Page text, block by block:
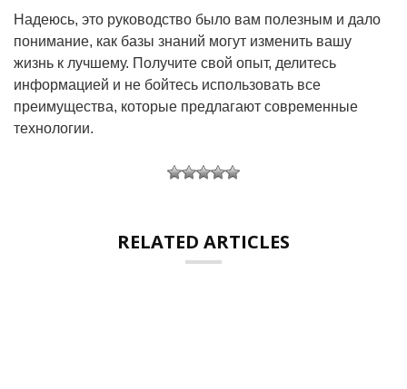
Надеюсь, это руководство было вам полезным и дало
понимание, как базы знаний могут изменить вашу
жизнь к лучшему. Получите свой опыт, делитесь
информацией и не бойтесь использовать все
преимущества, которые предлагают современные
технологии.
RELATED ARTICLES